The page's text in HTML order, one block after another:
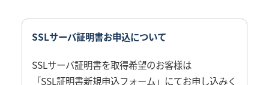
SSLサーバ証明書お申込について
SSLサーバ証明書を取得希望のお客様は
「SSL証明書新規申込フォーム」 にてお申し込みく